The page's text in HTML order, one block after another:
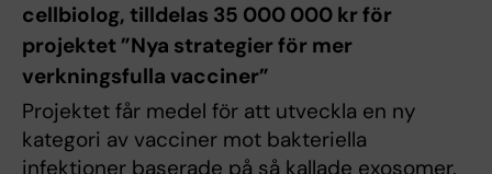
cellbiolog, tilldelas 35 000 000 kr för
projektet ”Nya strategier för mer
verkningsfulla vacciner”
Projektet får medel för att utveckla en ny
kategori av vacciner mot bakteriella
infektioner baserade på så kallade exosomer.